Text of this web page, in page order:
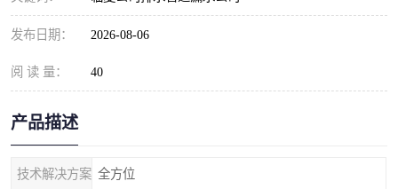
发布日期： 2026-08-06
阅 读 量： 40
产品描述
技术解决方案 全方位